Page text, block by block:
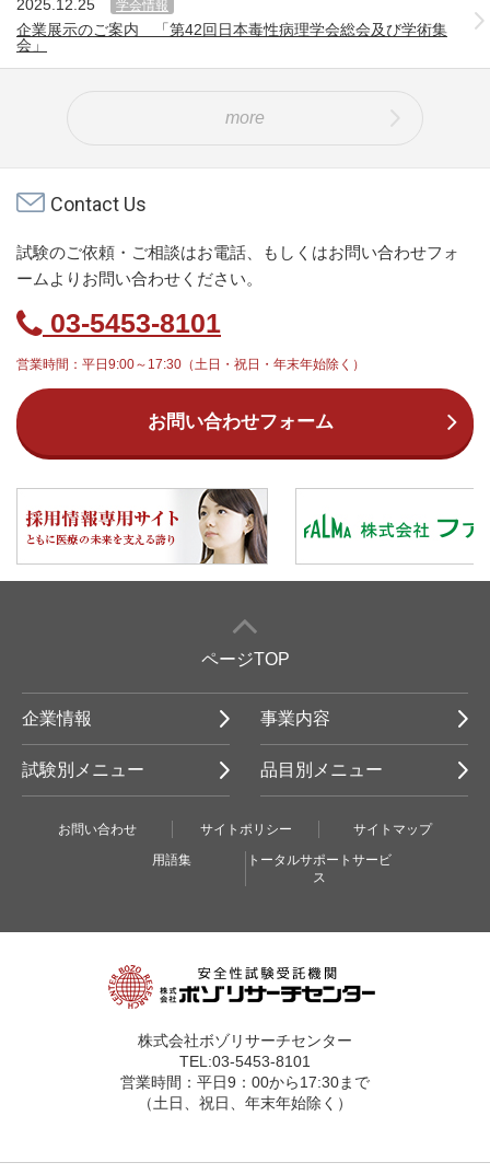
2025.12.25 学会情報
企業展示のご案内 「第42回日本毒性病理学会総会及び学術集
会」
more
Contact Us
試験のご依頼・ご相談はお電話、もしくはお問い合わせフォ
ームよりお問い合わせください。
03-5453-8101
営業時間：平日9:00～17:30（土日・祝日・年末年始除く）
お問い合わせフォーム
ページTOP
企業情報 事業内容
試験別メニュー 品目別メニュー
お問い合わせ サイトポリシー
サイトマップ
用語集
トータルサポートサービ
ス
株式会社ボゾリサーチセンター
TEL:03-5453-8101
営業時間：平日9：00から17:30まで
（土日、祝日、年末年始除く）